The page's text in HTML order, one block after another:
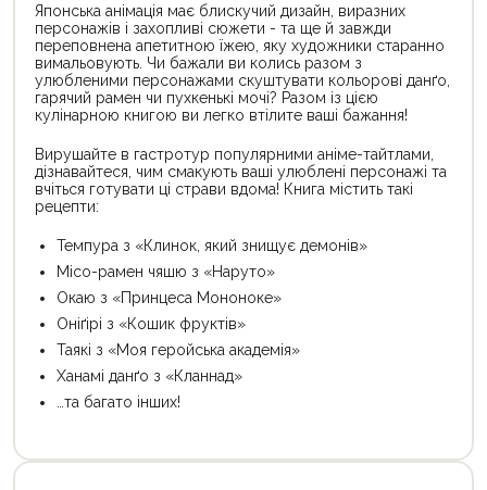
Японська анімація має блискучий дизайн, виразних
персонажів і захопливі сюжети - та ще й завжди
переповнена апетитною їжею, яку художники старанно
вимальовують. Чи бажали ви колись разом з
улюбленими персонажами скуштувати кольорові данґо,
гарячий рамен чи пухкенькі мочі? Разом із цією
кулінарною книгою ви легко втілите ваші бажання!
Вирушайте в гастротур популярними аніме-тайтлами,
дізнавайтеся, чим смакують ваші улюблені персонажі та
вчіться готувати ці страви вдома! Книга містить такі
рецепти:
Темпура з «Клинок, який знищує демонів»
Місо-рамен чяшю з «Наруто»
Окаю з «Принцеса Мононоке»
Оніґірі з «Кошик фруктів»
Таякі з «Моя геройська академія»
Ханамі данґо з «Кланнад»
…та багато інших!
товар
товар